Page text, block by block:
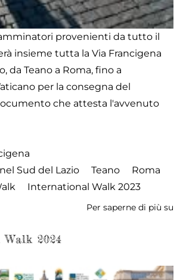
provenienti da tutto il
insieme tutta la Via Francigena
da Teano a Roma, fino a
per la consegna del
che attesta l'avvenuto
Sud del Lazio
Teano
Roma
International Walk 2023
Per saperne di più su
2024